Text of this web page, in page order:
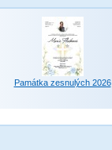
Památka zesnulých 2026